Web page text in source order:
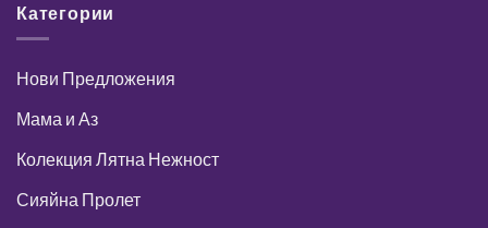
Категории
Нови Предложения
Мама и Аз
Колекция Лятна Нежност
Сияйна Пролет